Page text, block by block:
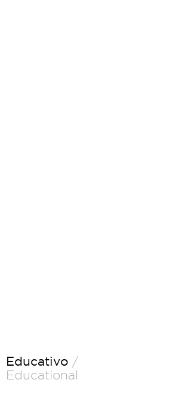
Educativo /
Educational